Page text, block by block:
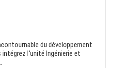
du développement
l'unité Ingénierie et